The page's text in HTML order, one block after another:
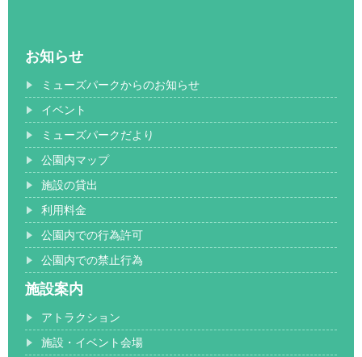
お知らせ
ミューズパークからのお知らせ
イベント
ミューズパークだより
公園内マップ
施設の貸出
利用料金
公園内での行為許可
公園内での禁止行為
施設案内
アトラクション
施設・イベント会場